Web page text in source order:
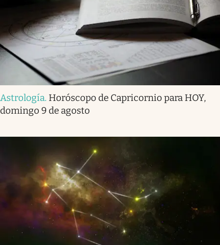
Astrología. Horóscopo de Capricornio para HOY,
domingo 9 de agosto